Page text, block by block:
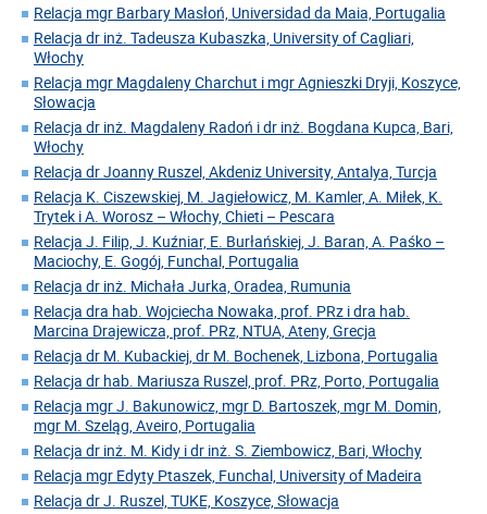
Relacja mgr Barbary Masłoń, Universidad da Maia, Portugalia
Relacja dr inż. Tadeusza Kubaszka, University of Cagliari,
Włochy
Relacja mgr Magdaleny Charchut i mgr Agnieszki Dryji, Koszyce,
Słowacja
Relacja dr inż. Magdaleny Radoń i dr inż. Bogdana Kupca, Bari,
Włochy
Relacja dr Joanny Ruszel, Akdeniz University, Antalya, Turcja
Relacja K. Ciszewskiej, M. Jagiełowicz, M. Kamler, A. Miłek, K.
Trytek i A. Worosz – Włochy, Chieti – Pescara
Relacja J. Filip, J. Kuźniar, E. Burłańskiej, J. Baran, A. Paśko –
Maciochy, E. Gogój, Funchal, Portugalia
Relacja dr inż. Michała Jurka, Oradea, Rumunia
Relacja dra hab. Wojciecha Nowaka, prof. PRz i dra hab.
Marcina Drajewicza, prof. PRz, NTUA, Ateny, Grecja
Relacja dr M. Kubackiej, dr M. Bochenek, Lizbona, Portugalia
Relacja dr hab. Mariusza Ruszel, prof. PRz, Porto, Portugalia
Relacja mgr J. Bakunowicz, mgr D. Bartoszek, mgr M. Domin,
mgr M. Szeląg, Aveiro, Portugalia
Relacja dr inż. M. Kidy i dr inż. S. Ziembowicz, Bari, Włochy
Relacja mgr Edyty Ptaszek, Funchal, University of Madeira
Relacja dr J. Ruszel, TUKE, Koszyce, Słowacja